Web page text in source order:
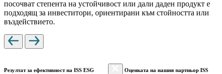
посочват степента на устойчивост или дали даден продукт е
подходящ за инвеститори, ориентирани към стойността или
въздействието.
Резултат за ефективност на ISS ESG
Оценката на нашия партньор ISS